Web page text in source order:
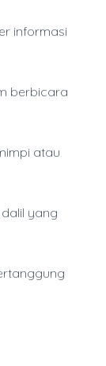
informasi
berbicara
atau
yang